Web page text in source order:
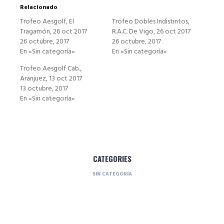
Relacionado
Trofeo Aesgolf, El
Tragamón, 26 oct 2017
26 octubre, 2017
En «Sin categoría»
Trofeo Dobles Indistintos,
R.A.C. De Vigo, 26 oct 2017
26 octubre, 2017
En «Sin categoría»
Trofeo Aesgolf Cab.,
Aranjuez, 13 oct 2017
13 octubre, 2017
En «Sin categoría»
CATEGORIES
SIN CATEGORÍA